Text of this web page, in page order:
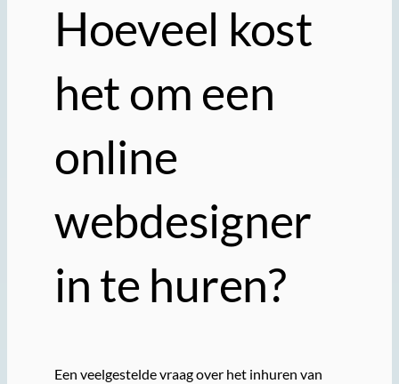
Hoeveel kost
het om een
online
webdesigner
in te huren?
Een veelgestelde vraag over het inhuren van